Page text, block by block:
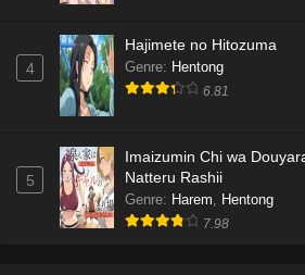
4
Hajimete no Hitozuma
Genre: Hentong
6.81
5
Imaizumin Chi wa
Natteru Rashii
Genre: Harem Hentong
7.98